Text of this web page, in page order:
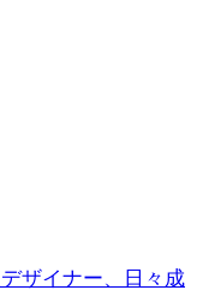
ザイナー、日々成